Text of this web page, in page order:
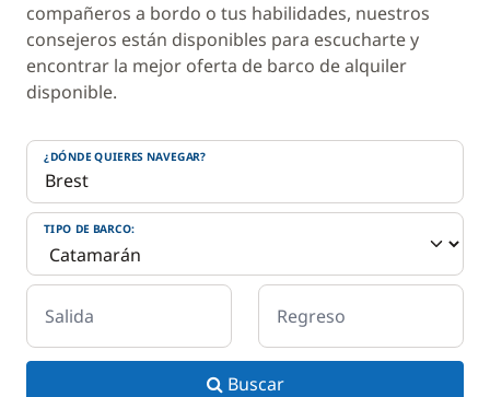
compañeros a bordo o tus habilidades, nuestros
consejeros están disponibles para escucharte y
encontrar la mejor oferta de barco de alquiler
disponible.
¿DÓNDE QUIERES NAVEGAR?
TIPO DE BARCO:
Salida Regreso
Buscar